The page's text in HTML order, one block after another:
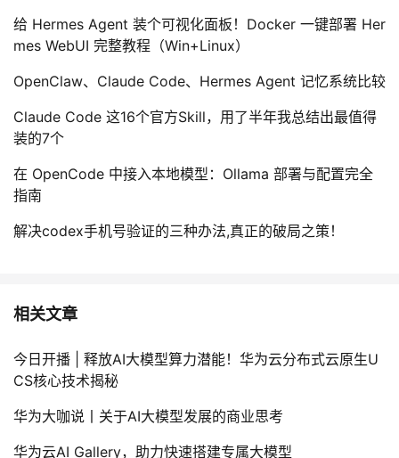
给 Hermes Agent 装个可视化面板！Docker 一键部署 Her
mes WebUI 完整教程（Win+Linux）
OpenClaw、Claude Code、Hermes Agent 记忆系统比较
Claude Code 这16个官方Skill，用了半年我总结出最值得
装的7个
在 OpenCode 中接入本地模型：Ollama 部署与配置完全
指南
解决codex手机号验证的三种办法,真正的破局之策！
相关文章
今日开播 | 释放AI大模型算力潜能！华为云分布式云原生U
CS核心技术揭秘
华为大咖说丨关于AI大模型发展的商业思考
华为云AI Gallery，助力快速搭建专属大模型